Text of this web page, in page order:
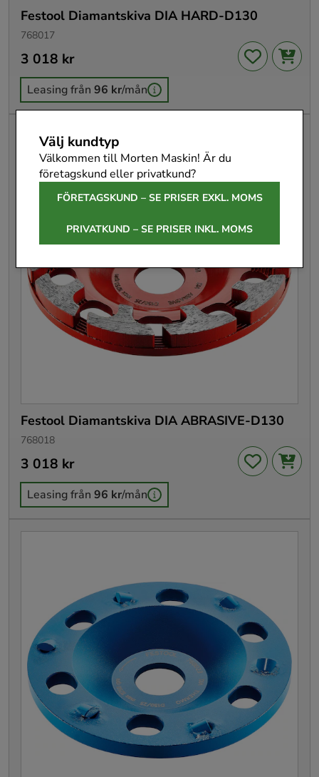
Välj kundtyp
Välkommen till Morten Maskin! Är du
företagskund eller privatkund?
FÖRETAGSKUND – SE PRISER EXKL. MOMS
PRIVATKUND – SE PRISER INKL. MOMS
Festool Diamantskiva DIA HARD-D130
768017
Pris:3 018 kr
3 018 kr
Leasing från 96 kr/mån
Festool Diamantskiva DIA ABRASIVE-D130
768018
Pris:3 018 kr
3 018 kr
Leasing från 96 kr/mån